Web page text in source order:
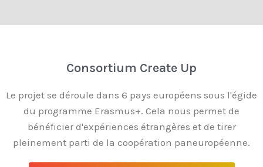
Consortium Create Up
Le projet se déroule dans 6 pays européens sous l'égide
du programme Erasmus+. Cela nous permet de
bénéficier d'expériences étrangères et de tirer
pleinement parti de la coopération paneuropéenne.